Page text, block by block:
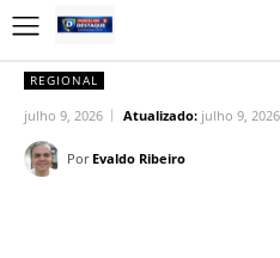
REGIONAL
julho 9, 2026 Atualizado: julho 9, 2026
Por Evaldo Ribeiro